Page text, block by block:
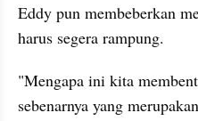
Eddy pun membeberkan
harus segera rampung.
"Mengapa ini kita
sebenarnya yang